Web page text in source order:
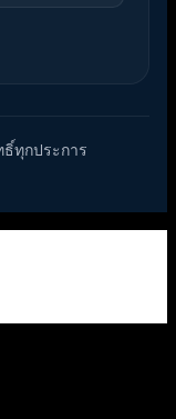
ทุกประการ